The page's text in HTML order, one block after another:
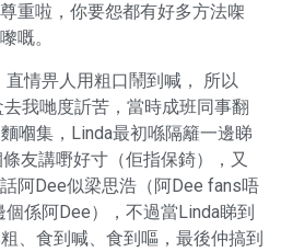
重啦，你要怨都有好多方法㗎
嘅。
情畀人用粗口鬧到喊， 所以
我哋度訢苦，當時成班同事翻
嗰集，Linda最初喺隔籬一邊睇
友講嘢好寸（佢指保錡），又
阿Dee似梁思浩（阿Dee fans唔
係阿Dee），不過當Linda睇到
、食到喊、食到嘔，最後仲搞到